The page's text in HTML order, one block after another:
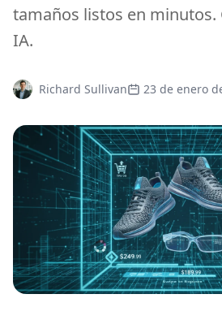
tamaños listos en minutos.
IA.
Richard Sullivan 23 de enero